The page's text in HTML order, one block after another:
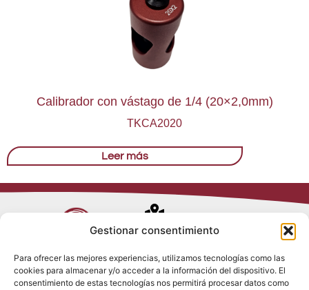
Gestionar consentimiento
Para ofrecer las mejores experiencias, utilizamos tecnologías como las
cookies para almacenar y/o acceder a la información del dispositivo. El
consentimiento de estas tecnologías nos permitirá procesar datos como
Calibrador con vástago de 1/4 (20×2,0mm)
TKCA2020
Leer más
Avenida de
28017 Madrid
(España)
Política de
Privacidad